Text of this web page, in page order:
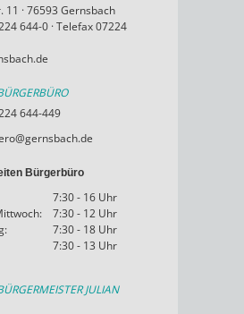
11 · 76593 Gernsbach
644-0 · Telefax 07224
644-449
Bürgerbüro
7:30 - 16 Uhr
7:30 - 12 Uhr
7:30 - 18 Uhr
7:30 - 13 Uhr
JULIAN